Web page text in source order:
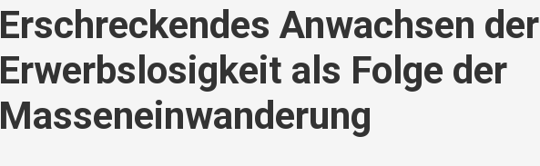
Erschreckendes Anwachsen der
Erwerbslosigkeit als Folge der
Masseneinwanderung